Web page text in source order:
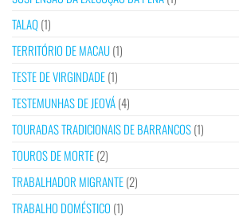
TALAQ(1)
TERRITÓRIO DE MACAU(1)
TESTE DE VIRGINDADE(1)
TESTEMUNHAS DE JEOVÁ(4)
TOURADAS TRADICIONAIS DE BARRANCOS(1)
TOUROS DE MORTE(2)
TRABALHADOR MIGRANTE(2)
TRABALHO DOMÉSTICO (1)